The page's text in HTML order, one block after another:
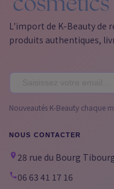
L'import de K-Beauty de
produits authentiques,
Nouveautés K-Beauty chaque
NOUS CONTACTER
28 rue du Bourg
06 63 41 17 16